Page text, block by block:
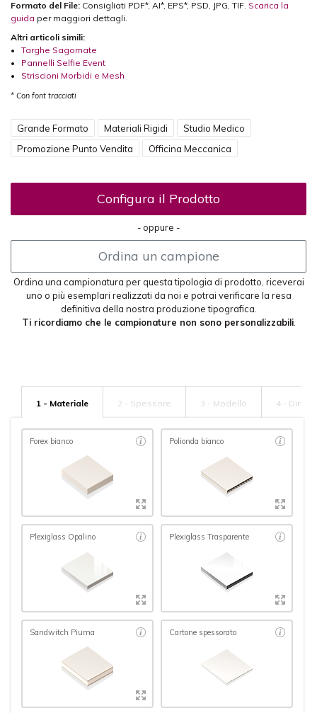
Formato del File: Consigliati PDF*, AI*, EPS*, PSD, JPG, TIF. Scarica la
guida per maggiori dettagli.
Altri articoli simili:
• Targhe Sagomate
• Pannelli Selfie Event
• Striscioni Morbidi e Mesh
* Con font tracciati
Grande Formato Materiali Rigidi
Studio Medico
Promozione Punto Vendita
Officina Meccanica
Configura il Prodotto
- oppure -
Ordina un campione
Ordina una campionatura per questa tipologia di prodotto, riceverai
uno o più esemplari realizzati da noi e potrai verificare la resa
definitiva della nostra produzione tipografica.
Ti ricordiamo che le campionature non sono personalizzabili.
1 - Materiale 2 - Spessore 3 - Modello 4 -
Forex bianco Polionda bianco
Plexiglass Opalino Plexiglass Trasparente
Sandwitch Piuma Cartone spessorato